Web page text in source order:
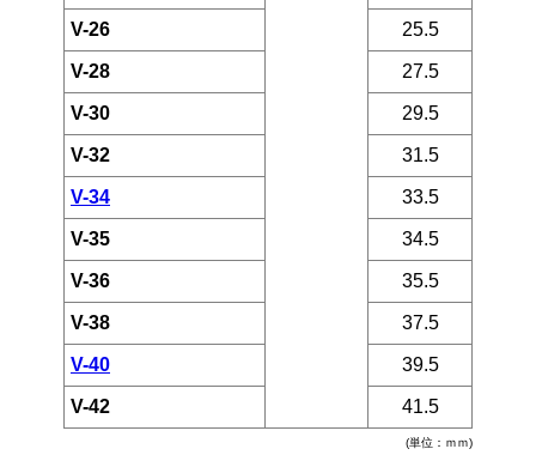
(単位：ｍｍ)
V-26 25.5
V-28 27.5
V-30 29.5
V-32 31.5
V-34 33.5
V-35 34.5
V-36 35.5
V-38 37.5
V-40 39.5
V-42 41.5